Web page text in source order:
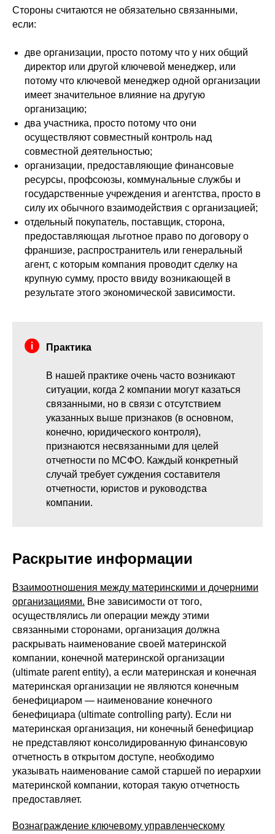
Стороны считаются не обязательно связанными,
если:
две организации, просто потому что у них общий
директор или другой ключевой менеджер, или
потому что ключевой менеджер одной организации
имеет значительное влияние на другую
организацию;
два участника, просто потому что они
осуществляют совместный контроль над
совместной деятельностью;
организации, предоставляющие финансовые
ресурсы, профсоюзы, коммунальные службы и
государственные учреждения и агентства, просто в
силу их обычного взаимодействия с организацией;
отдельный покупатель, поставщик, сторона,
предоставляющая льготное право по договору о
франшизе, распространитель или генеральный
агент, с которым компания проводит сделку на
крупную сумму, просто ввиду возникающей в
результате этого экономической зависимости.
Практика
В нашей практике очень часто возникают
ситуации, когда 2 компании могут казаться
связанными, но в связи с отсутствием
указанных выше признаков (в основном,
конечно, юридического контроля),
признаются несвязанными для целей
отчетности по МСФО. Каждый конкретный
случай требует суждения составителя
отчетности, юристов и руководства
компании.
Раскрытие информации
Взаимоотношения между материнскими и дочерними
организациями. Вне зависимости от того,
осуществлялись ли операции между этими
связанными сторонами, организация должна
раскрывать наименование своей материнской
компании, конечной материнской организации
(ultimate parent entity), а если материнская и конечная
материнская организации не являются конечным
бенефициаром — наименование конечного
бенефициара (ultimate controlling party). Если ни
материнская организация, ни конечный бенефициар
не представляют консолидированную финансовую
отчетность в открытом доступе, необходимо
указывать наименование самой старшей по иерархии
материнской компании, которая такую отчетность
предоставляет.
Вознаграждение ключевому управленческому